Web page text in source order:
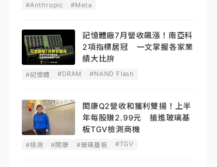
#Anthropic
#Meta
記憶體廠7月營收飆漲！南亞科
2項指標居冠 一文掌握各家業
績大比拚
#記憶體 #DRAM #NAND Flash
閎康Q2營收和獲利雙揚！上半
年每股賺2.99元 搶進玻璃基
板TGV檢測商機
#檢測 #閎康 #玻璃基板 #TGV